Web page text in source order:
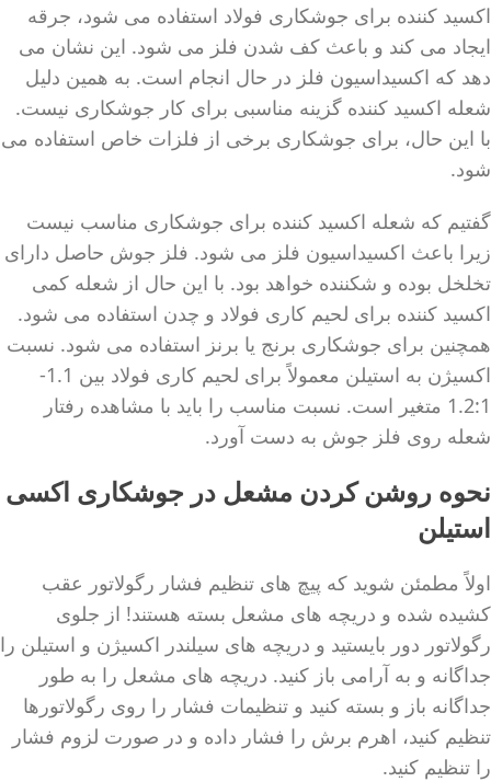
اکسید کننده برای جوشکاری فولاد استفاده می شود، جرقه
ایجاد می کند و باعث کف شدن فلز می شود. این نشان می
دهد که اکسیداسیون فلز در حال انجام است. به همین دلیل
شعله اکسید کننده گزینه مناسبی برای کار جوشکاری نیست.
با این حال، برای جوشکاری برخی از فلزات خاص استفاده می
شود.
گفتیم که شعله اکسید کننده برای جوشکاری مناسب نیست
زیرا باعث اکسیداسیون فلز می شود. فلز جوش حاصل دارای
تخلخل بوده و شکننده خواهد بود. با این حال از شعله کمی
اکسید کننده برای لحیم کاری فولاد و چدن استفاده می شود.
همچنین برای جوشکاری برنج یا برنز استفاده می شود. نسبت
اکسیژن به استیلن معمولاً برای لحیم کاری فولاد بین 1.1-
1.2:1 متغیر است. نسبت مناسب را باید با مشاهده رفتار
شعله روی فلز جوش به دست آورد.
نحوه روشن کردن مشعل در جوشکاری اکسی
استیلن
اولاً مطمئن شوید که پیچ های تنظیم فشار رگولاتور عقب
کشیده شده و دریچه های مشعل بسته هستند! از جلوی
رگولاتور دور بایستید و دریچه های سیلندر اکسیژن و استیلن را
جداگانه و به آرامی باز کنید. دریچه های مشعل را به طور
جداگانه باز و بسته کنید و تنظیمات فشار را روی رگولاتورها
تنظیم کنید، اهرم برش را فشار داده و در صورت لزوم فشار
را تنظیم کنید.